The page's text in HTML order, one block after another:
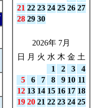
21 22 23 24 25 26 27
28 29 30
2026年 7月
日
月 火 水 木 金 土
1
2 3
4
5
6 7 8 9 10 11
12 13 14 15 16 17 18
19 20 21 22 23 24 25